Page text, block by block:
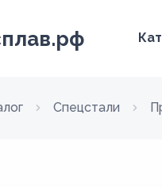
Спецстали